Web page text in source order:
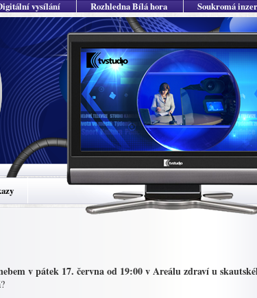
vysílání Rozhledna Bílá hora Soukromá
v pátek 17. června od 19:00 v Areálu zdraví u